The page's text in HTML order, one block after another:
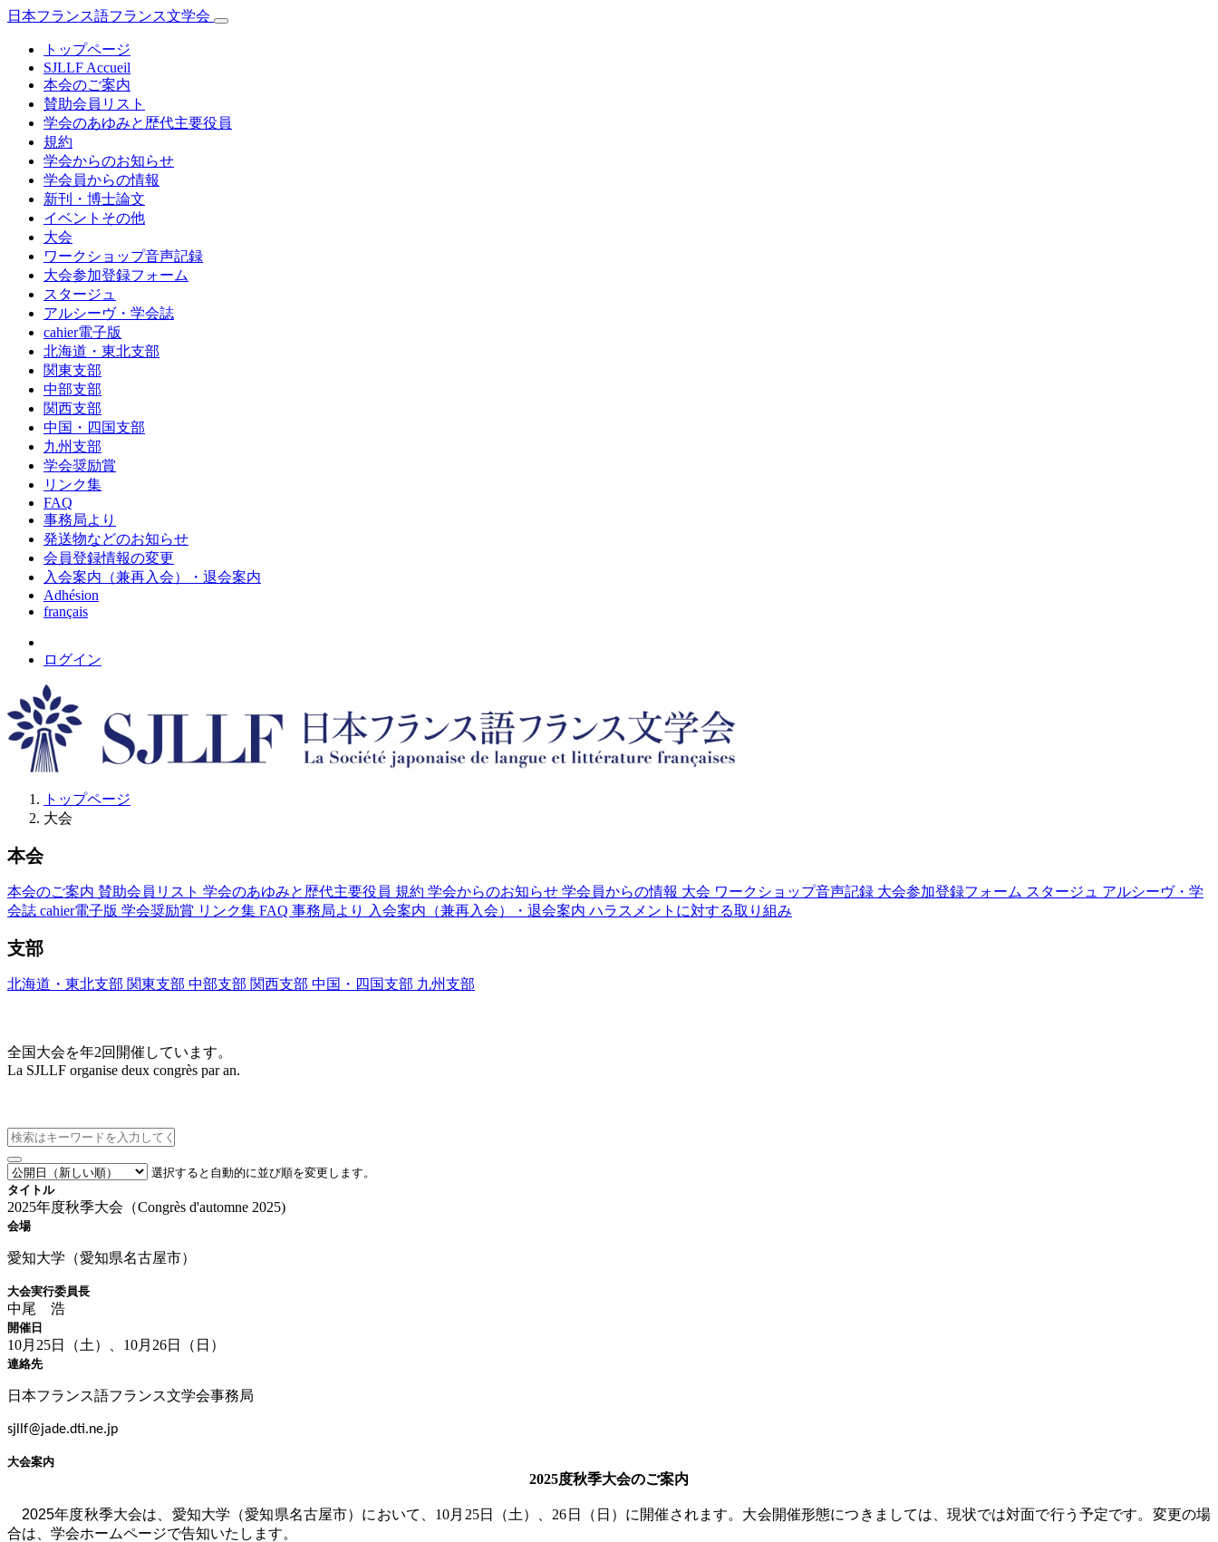
日本フランス語フランス文学会
トップページ
SJLLF Accueil
本会のご案内
賛助会員リスト
学会のあゆみと歴代主要役員
規約
学会からのお知らせ
学会員からの情報
新刊・博士論文
イベントその他
大会
ワークショップ音声記録
大会参加登録フォーム
スタージュ
アルシーヴ・学会誌
cahier電子版
北海道・東北支部
関東支部
中部支部
関西支部
中国・四国支部
九州支部
学会奨励賞
リンク集
FAQ
事務局より
発送物などのお知らせ
会員登録情報の変更
入会案内（兼再入会）・退会案内
Adhésion
français
ログイン
トップページ
大会
本会
本会のご案内 賛助会員リスト 学会のあゆみと歴代主要役員 規約 学会からのお知らせ 学会員からの情報 大会 ワークショップ音声記録 大会参加登録フォーム スタージュ アルシーヴ・学
会誌 cahier電子版 学会奨励賞 リンク集 FAQ 事務局より 入会案内（兼再入会）・退会案内 ハラスメントに対する取り組み
支部
北海道・東北支部 関東支部 中部支部 関西支部 中国・四国支部 九州支部
全国大会を年2回開催しています。
La SJLLF organise deux congrès par an.
選択すると自動的に並び順を変更します。
タイトル
2025年度秋季大会（Congrès d'automne 2025)
会場
愛知大学（愛知県名古屋市）
大会実行委員長
中尾 浩
開催日
10月25日（土）、10月26日（日）
連絡先
日本フランス語フランス文学会事務局
sjllf@jade.dti.ne.jp
大会案内
2025度秋季大会のご案内
2025年度秋季大会は、愛知大学（愛知県名古屋市）において、 10月 25日（土）、 26 日（日）に開催されます。大会開催形態につきましては、現状では対面で行う予定です。変更の場
合は、学会ホームページで告知いたします。